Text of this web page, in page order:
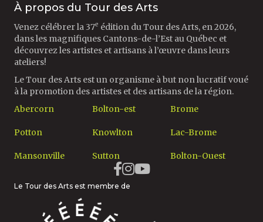
À propos du Tour des Arts
Venez célébrer la 37e édition du Tour des Arts, en 2026,
dans les magnifiques Cantons-de-l’Est au Québec et
découvrez les artistes et artisans à l’œuvre dans leurs
ateliers!
Le Tour des Arts est un organisme à but non lucratif voué
à la promotion des artistes et des artisans de la région.
Abercorn
Potton
Mansonville
Bolton-est
Knowlton
Sutton
Brome
Lac-Brome
Bolton-Ouest
Le Tour des Arts est membre de